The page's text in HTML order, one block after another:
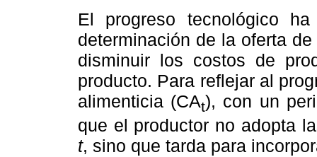
El progreso tecnológico
determinación de la oferta
disminuir los costos de
producto. Para reflejar al
alimenticia (CAt), con un
que el productor no adopta
t, sino que tarda para